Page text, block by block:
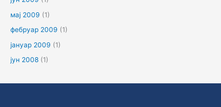
мај 2009 (1)
фебруар 2009 (1)
јануар 2009 (1)
јун 2008 (1)